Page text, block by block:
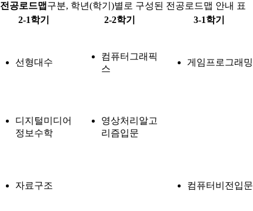
전공로드맵 구분, 학년(학기)별로 구성된 전공로드맵 안내 표
2-1학기 2-2학기 3-1학기
선형대수
컴퓨터그래픽
스
게임프로그래밍
디지털미디어
정보수학
영상처리알고
리즘입문
자료구조 컴퓨터비전입문